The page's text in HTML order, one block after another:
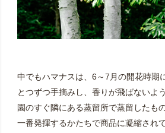
中でもハマナスは、6～7月の開花時期
とつずつ手摘みし、香りが飛ばないよ
園のすぐ隣にある蒸留所で蒸留したも
一番発揮するかたちで商品に凝縮され